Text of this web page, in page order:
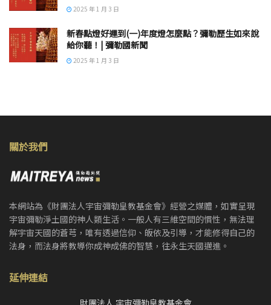
2025 年 1 月 3 日
新春點燈好運到(一)年度燈怎麼點？彌勒歷生如來說
給你聽！| 彌勒國新聞
2025 年 1 月 3 日
關於我們
本網站為《財團法人宇宙彌勒皇教基金會》經營之媒體，如實呈現
宇宙彌勒淨土國的神人類生活。一般人有三維空間的慣性，無法理
解宇宙天國的蒼芎，唯有透過信仰、皈依及引導，才能修得自己的
法身，而法身將教導你成神成佛的智慧，往永生天國邁進。
延伸連結